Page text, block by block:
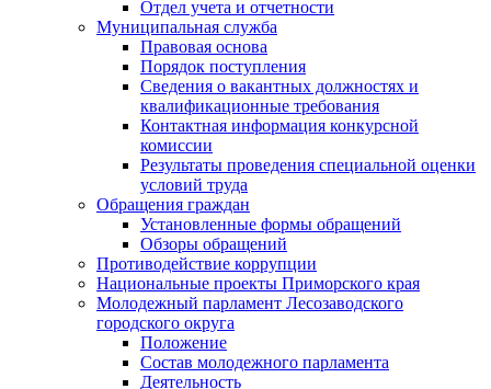
Отдел учета и отчетности
Муниципальная служба
Правовая основа
Порядок поступления
Сведения о вакантных должностях и
квалификационные требования
Контактная информация конкурсной
комиссии
Результаты проведения специальной оценки
условий труда
Обращения граждан
Установленные формы обращений
Обзоры обращений
Противодействие коррупции
Национальные проекты Приморского края
Молодежный парламент Лесозаводского
городского округа
Положение
Состав молодежного парламента
Деятельность